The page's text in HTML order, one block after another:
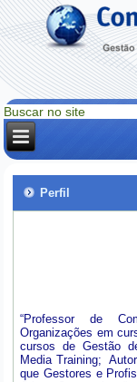
Perfil
“Professor de
Organizações em
cursos de Gestão
Media Training;
que Gestores e